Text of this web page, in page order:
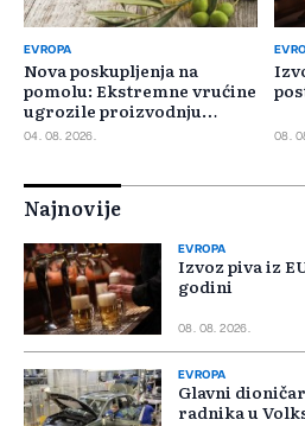
EVROPA
Nova poskupljenja na
pomolu: Ekstremne vrućine
ugrozile proizvodnju
maslinovog ulja
04. 08. 2026. 08.
Najnovije
EVROPA
Izvoz piva iz
godini
08. 08. 2026.
EVROPA
Glavni
radnika u